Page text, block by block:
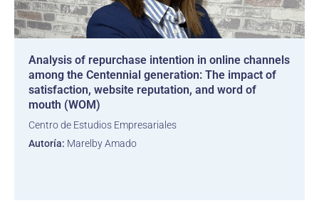
Analysis of repurchase intention in online channels
among the Centennial generation: The impact of
satisfaction, website reputation, and word of
mouth (WOM)
Centro de Estudios Empresariales
Autoría: Marelby Amado